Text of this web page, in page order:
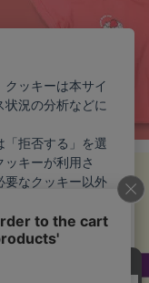
ッキーは本サイ
状況の分析などに
「拒否する」を選
キーが利用さ
要なクッキー以外
が同意しない限
ー以外が利用され
たい場合はこち